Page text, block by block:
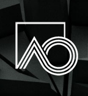
낸스